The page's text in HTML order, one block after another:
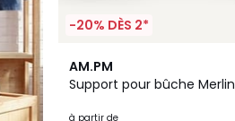
-20% DÈS 2*
AM.PM
Support pour bûche Merlin
à partir de
4,1
/ 5